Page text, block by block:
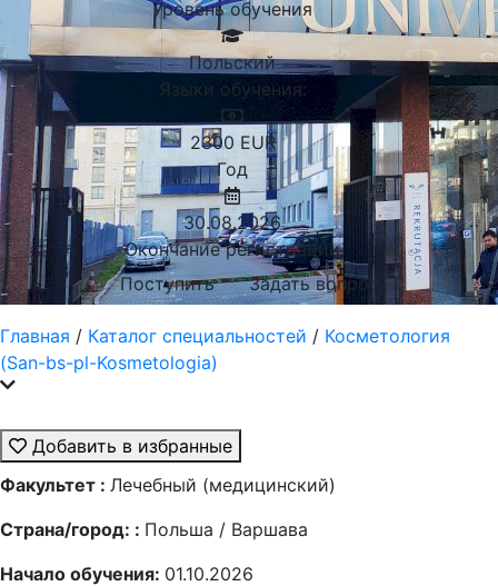
Уровень обучения
Польский
Языки обучения:
2300 EUR
Год
30.08.2026
Окончание регистрации
Поступить
Задать вопрос
Главная / Каталог специальностей / Косметология
(San-bs-pl-Kosmetologia)
Добавить в избранные
Факультет : Лечебный (медицинский)
Страна/город: : Польша / Варшава
Начало обучения: 01.10.2026